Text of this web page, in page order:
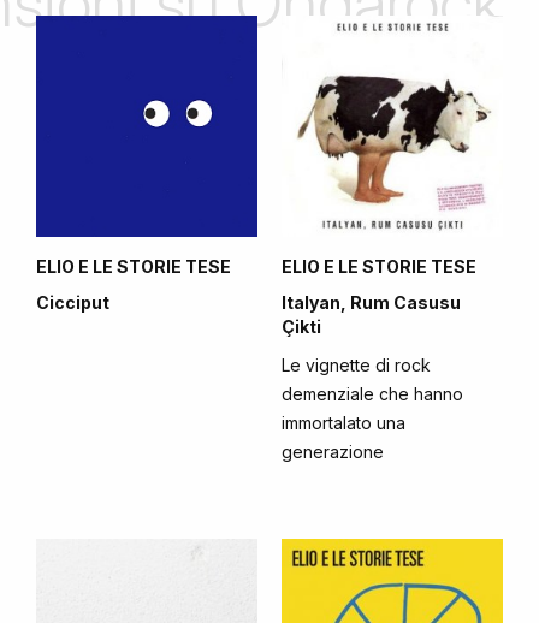
ELIO E LE STORIE TESE
Cicciput
ELIO E LE STORIE TESE
Italyan, Rum Casusu
Çikti
Le vignette di rock
demenziale che hanno
immortalato una
generazione